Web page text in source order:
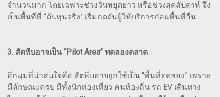
จำนวนมาก โดยเฉพาะช่วงวันหยุดยาว หรือช่วงสุดสัปดาห์ จึง
เป็นพื้นที่ที่ “ต้นทุนจริง” เริ่มกดดันผู้ให้บริการก่อนพื้นที่อื่น
3. สัตหีบอาจเป็น “Pilot Area” ทดลองตลาด
อีกมุมที่น่าสนใจคือ สัตหีบอาจถูกใช้เป็น “พื้นที่ทดลอง” เพราะ
มีลักษณะครบ มีทั้งนักท่องเที่ยว คนท้องถิ่น รถ EV เดินทาง